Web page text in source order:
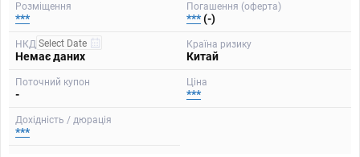
Розміщення
***
Погашення (оферта)
***(-)
НКД
Немає даних
Країна ризику
Китай
Поточний купон
-
Ціна
***
Дохідність / дюрація
***